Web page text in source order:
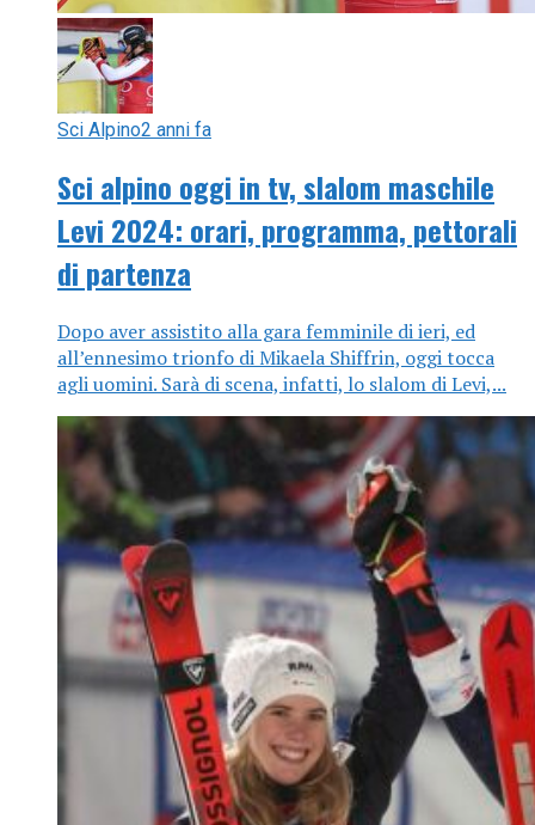
Sci Alpino2 anni fa
Sci alpino oggi in tv, slalom maschile
Levi 2024: orari, programma, pettorali
di partenza
Dopo aver assistito alla gara femminile di ieri, ed
all’ennesimo trionfo di Mikaela Shiffrin, oggi tocca
agli uomini. Sarà di scena, infatti, lo slalom di Levi,...